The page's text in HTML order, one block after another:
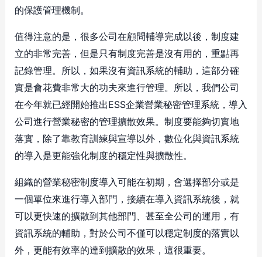
的保護管理機制。
值得注意的是，很多公司在顧問輔導完成以後，制度建
立的非常完善，但是只有制度完善是沒有用的，重點再
記錄管理。所以，如果沒有資訊系統的輔助，這部分確
實是會花費非常大的功夫來進行管理。所以，我們公司
在今年就已經開始推出ESS企業營業秘密管理系統，導入
公司進行營業秘密的管理擴散效果。制度要能夠切實地
落實，除了靠教育訓練與宣導以外，數位化與資訊系統
的導入是更能強化制度的穩定性與擴散性。
組織的營業秘密制度導入可能在初期，會選擇部分或是
一個單位來進行導入部門，接續在導入資訊系統後，就
可以更快速的擴散到其他部門、甚至全公司的運用，有
資訊系統的輔助，對於公司不僅可以穩定制度的落實以
外，更能有效率的達到擴散的效果，這很重要。